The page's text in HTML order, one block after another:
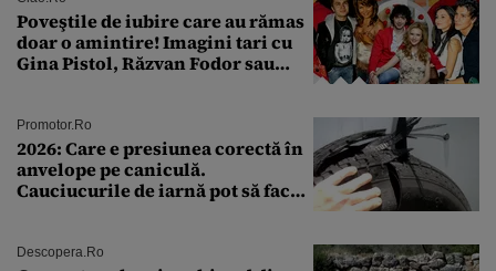
Poveştile de iubire care au rămas
doar o amintire! Imagini tari cu
Gina Pistol, Răzvan Fodor sau
Promotor.ro
2026: Care e presiunea corectă în
anvelope pe caniculă.
Cauciucurile de iarnă pot să facă
Descopera.ro